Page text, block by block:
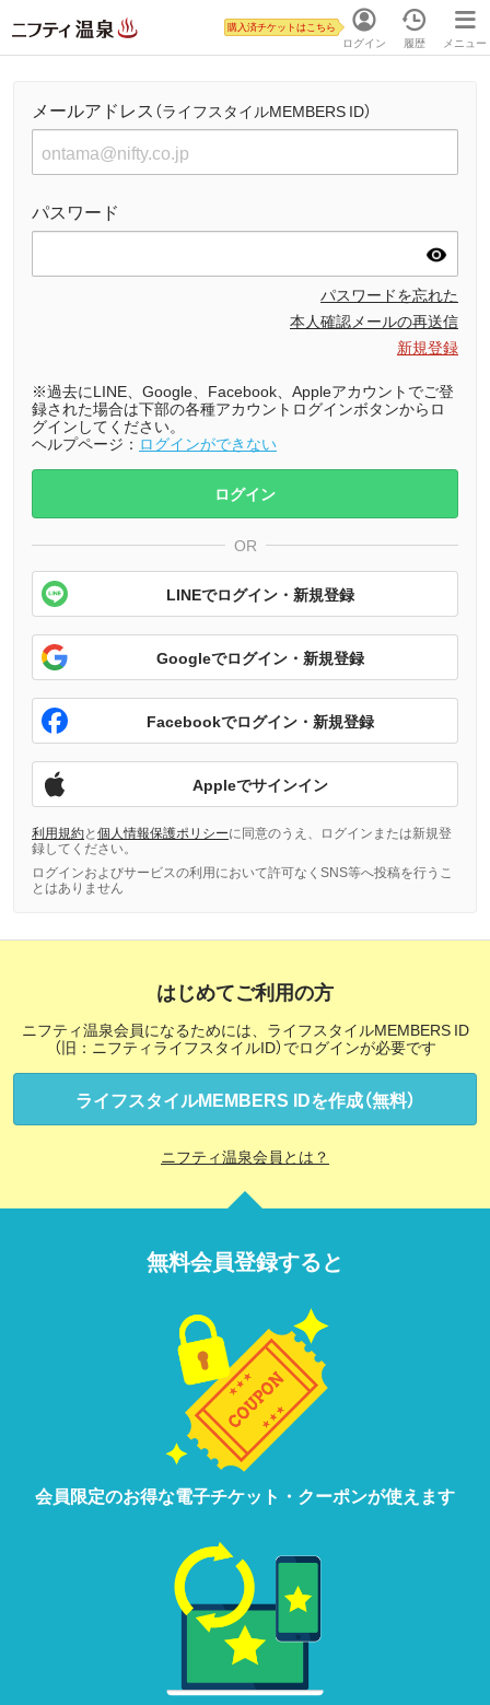
ログイン
購入済チケットはこちら
履歴 メニュー
メールアドレス （ライフスタイルMEMBERS ID）
パスワード
パスワードを忘れた
本人確認メールの再送信
新規登録
※過去にLINE、Google、Facebook、Appleアカウントでご登
録された場合は下部の各種アカウントログインボタンからロ
グインしてください。
ヘルプページ： ログインができない
ログイン
OR
LINEでログイン・新規登録
Googleでログイン・新規登録
Facebookでログイン・新規登録
Appleでサインイン
利用規約と個人情報保護ポリシーに同意のうえ、ログインまたは新規登
録してください。
ログインおよびサービスの利用において許可なくSNS等へ投稿を行うこ
とはありません
はじめてご利用の方
ニフティ温泉会員になるためには、ライフスタイルMEMBERS ID
（旧：ニフティライフスタイルID）でログインが必要です
ライフスタイルMEMBERS IDを作成（無料）
ニフティ温泉会員とは？
無料会員登録すると
会員限定のお得な電子チケット・クーポンが使えます